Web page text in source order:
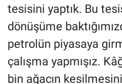
tesisini yaptık. Bu
dönüşüme
petrolün piyasaya
çalışma yapmışız.
bin ağacın